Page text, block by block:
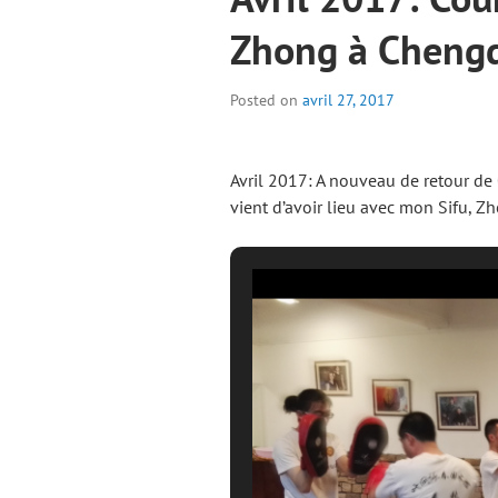
Zhong à
Posted on avril 27, 2017
Avril 2017: A nouveau de retour
vient d’avoir lieu avec mon Sifu,